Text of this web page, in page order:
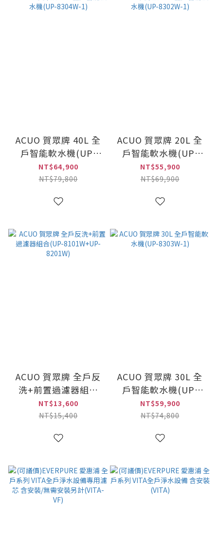
ACUO 賀眾牌 40L 全
戶智能軟水機(UP-
8304W-1)
NT$64,900
NT$79,800
ACUO 賀眾牌 20L 全
戶智能軟水機(UP-
8302W-1)
NT$55,900
NT$69,900
ACUO 賀眾牌 全戶反
洗+前置過濾器組合
(UP-8101W+UP-
8201W)
NT$13,600
NT$15,400
ACUO 賀眾牌 30L 全
戶智能軟水機(UP-
8303W-1)
NT$59,900
NT$74,800